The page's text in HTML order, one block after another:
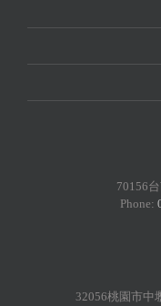
70156
Phone:
32056桃園市中